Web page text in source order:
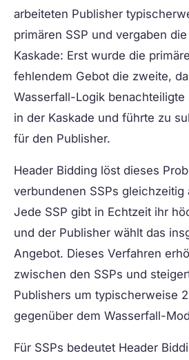
arbeiteten Publisher
primären SSP und vergaben
Kaskade: Erst wurde die
fehlendem Gebot die zweite,
Wasserfall-Logik benachteiligte
in der Kaskade und führte zu
für den Publisher.
Header Bidding löst dieses
verbundenen SSPs gleichzeitig
Jede SSP gibt in Echtzeit ihr
und der Publisher wählt das
Angebot. Dieses Verfahren
zwischen den SSPs und
Publishers um typischerweise
gegenüber dem Wasserfall-
Für SSPs bedeutet Header